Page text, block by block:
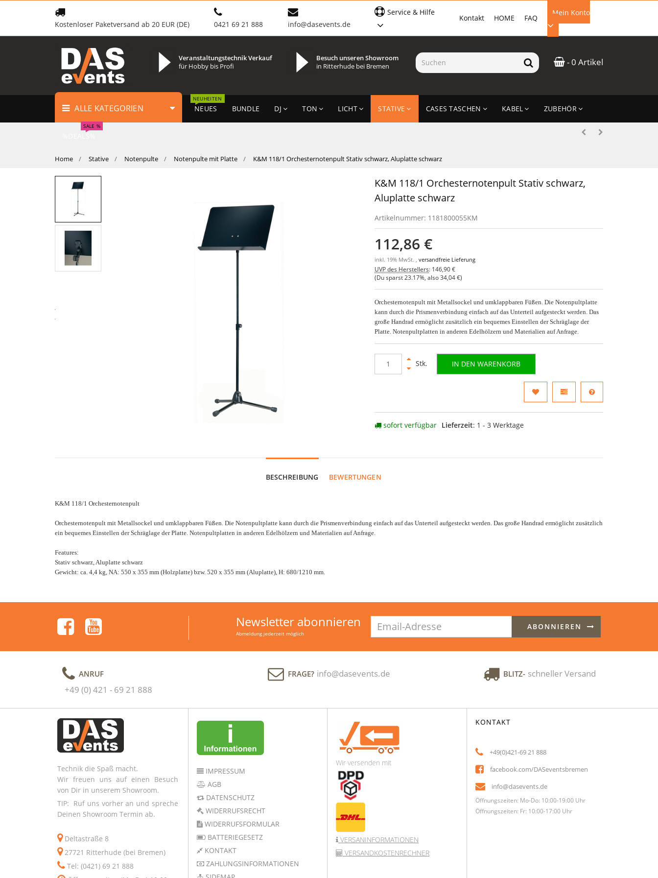
Kostenloser Paketversand ab 20 EUR (DE) 0421 69 21 888 info@dasevents.de
Mein Konto
EMAIL-ADRESSE
ANMELDEN
FAQ
HOME
Kontakt
Service & Hilfe
- 0 Artikel
Veranstaltungstechnik Verkauf
für Hobby bis Profi
Besuch unseren Showroom
in Ritterhude bei Bremen
ALLE KATEGORIEN NEUES
NEUHEITEN
BUNDLE DJ TON LICHT STATIVE CASES TASCHEN KABEL ZUBEHÖR
SALE %
Home Stative Notenpulte Notenpulte mit Platte K&M 118/1 Orchesternotenpult Stativ schwarz, Aluplatte schwarz
K&M 118/1 Orchesternotenpult Stativ schwarz,
Aluplatte schwarz
Artikelnummer: 1181800055KM
112,86 €
inkl. 19% MwSt. ,versandfreie Lieferung
UVP des Herstellers: 146,90 €
(Du sparst 23.17% , also34,04 €)
Orchesternotenpult mit Metallsockel und umklappbaren Füßen. Die Notenpultplatte
kann durch die Prismenverbindung einfach auf das Unterteil aufgesteckt werden. Das
große Handrad ermöglicht zusätzlich ein bequemes Einstellen der Schräglage der
Platte. Notenpultplatten in anderen Edelhölzern und Materialien auf Anfrage.
Stk. IN DEN WARENKORB
sofort verfügbar Lieferzeit: 1 - 3 Werktage
BESCHREIBUNG BEWERTUNGEN
K&M 118/1 Orchesternotenpult
Orchesternotenpult mit Metallsockel und umklappbaren Füßen. Die Notenpultplatte kann durch die Prismenverbindung einfach auf das Unterteil aufgesteckt werden. Das große Handrad ermöglicht zusätzlich
ein bequemes Einstellen der Schräglage der Platte. Notenpultplatten in anderen Edelhölzern und Materialien auf Anfrage.
Features:
Stativ schwarz, Aluplatte schwarz
Gewicht: ca. 4,4 kg, NA: 550 x 355 mm (Holzplatte) bzw. 520 x 355 mm (Aluplatte), H: 680/1210 mm.
Newsletter abonnieren
Abmeldung jederzeit möglich
Adresse
ABONNIEREN
ANRUF
+49 (0) 421 - 69 21 888
FRAGE? info@dasevents.de BLITZ- schneller Versand
Technik die Spaß macht.
Wir freuen uns auf einen Besuch
von Dir in unserem Showroom.
TIP: Ruf uns vorher an und spreche
Deinen Showroom Termin ab.
Deltastraße 8
27721 Ritterhude (bei Bremen)
Tel: (0421) 69 21 888
IMPRESSUM
AGB
DATENSCHUTZ
WIDERRUFSRECHT
WIDERRUFSFORMULAR
BATTERIEGESETZ
KONTAKT
ZAHLUNGSINFORMATIONEN
Wir versenden mit
VERSANINFORMATIONEN
VERSANDKOSTENRECHNER
KONTAKT
+49(0)421-69 21 888
facebook.com/DASeventsbremen
info@dasevents.de
Öffnungszeiten: Mo-Do: 10:00-19:00 Uhr
Öffnungszeiten: Fr: 10:00-17:00 Uhr